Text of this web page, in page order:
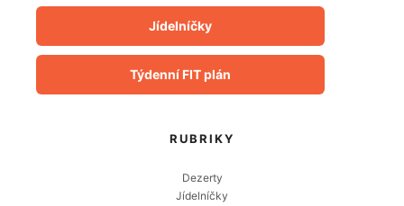
Jídelníčky
Týdenní FIT plán
RUBRIKY
Dezerty
Jídelníčky